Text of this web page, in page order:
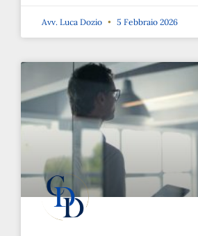
Avv. Luca Dozio 5 Febbraio 2026